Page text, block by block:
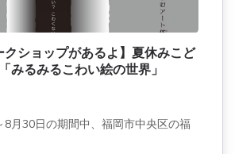
クショップがあるよ】夏休みこど
みるみるこわい絵の世界」
8月30日の期間中、福岡市中央区の福